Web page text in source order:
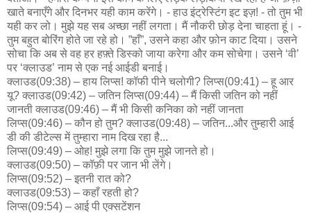
खाते बनाएँगे और दिनभर यही काम करेंगे। - हाउ इंट्रेस्टिंग इट इज़! - तो तुम भी
यही कर लो। मुझे यह सब अच्छा नहीं लगता। मैं नौकरी छोड़ देना चाहता हूं। -
तुम बहुत बोरिंग होते जा रहे हो। ”हाँ”, उसने कहा और फ़ोन काट दिया। उसने
सोचा कि अब से वह हर हफ़्ते डिस्को जाया करेगा और कम सोचेगा। उसने ‘वी’
पर ‘क्लाउड’ नाम से एक नई आईडी बनाई।
क्लाउड(09:38) – हाय लिप्स! कॉफी पीने चलोगी? लिप्स(09:41) – हू आर
यू? क्लाउड(09:42) – जतिन लिप्स(09:44) – मैं किसी जतिन को नहीं
जानती क्लाउड(09:46) – मैं भी किसी कनिका को नहीं जानता
लिप्स(09:46) – कौन हो तुम? क्लाउड(09:48) – जतिन...और तुम्हारी आई
डी की डीटेल्स में तुम्हारा नाम दिख रहा है...
लिप्स(09:49) – ओह! मुझे लगा कि तुम मुझे जानते हो।
क्लाउड(09:50) – कॉफ़ी पर जान भी लेंगे।
लिप्स(09:52) – इतनी रात को?
क्लाउड(09:53) – कहाँ रहती हो?
लिप्स(09:54) – आई पी एक्सटेंशन